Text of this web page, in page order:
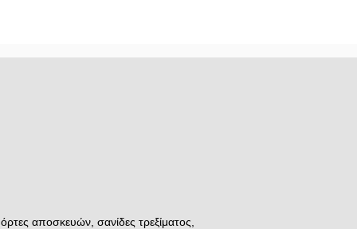
αποσκευών, σανίδες τρεξίματος,